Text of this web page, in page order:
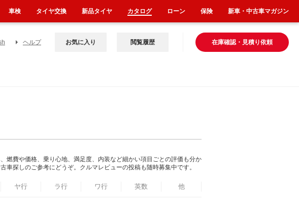
ヘルプ 在庫確認・見積り依頼
お気に入り 閲覧履歴
燃費や価格、乗り心地、満足度、内装など細かい項目ごとの評価も分か
探しのご参考にどうぞ。クルマレビューの投稿も随時募集中です。
ヤ行 ラ行 ワ行 英数 他
車検 タイヤ交換 新品タイヤ カタログ ローン 保険 新車・中古車マガジン